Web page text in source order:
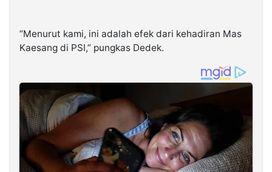
“Menurut kami, ini adalah efek dari kehadiran Mas
Kaesang di PSI,” pungkas Dedek.